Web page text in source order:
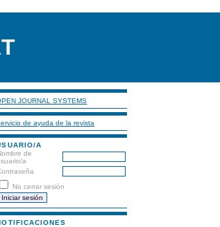
JOURNAL SYSTEMS
de ayuda de la revista
A
de
a
No cerrar sesión